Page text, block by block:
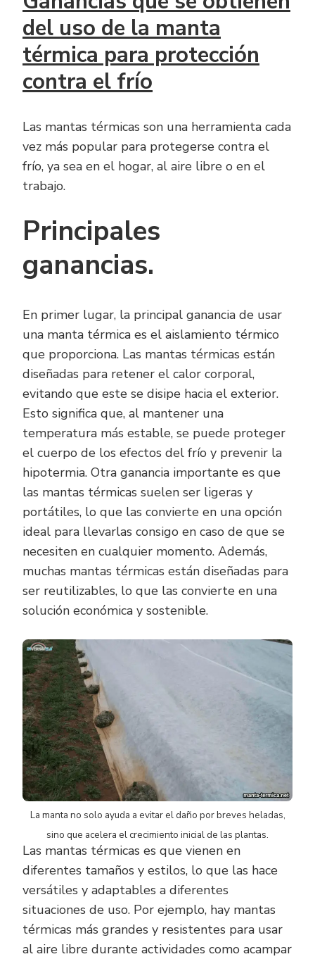
del uso de la manta
térmica para protección
contra el frío
Las mantas térmicas son una herramienta cada
vez más popular para protegerse contra el
frío, ya sea en el hogar, al aire libre o en el
trabajo.
Principales
ganancias.
En primer lugar, la principal ganancia de usar
una manta térmica es el aislamiento térmico
que proporciona. Las mantas térmicas están
diseñadas para retener el calor corporal,
evitando que este se disipe hacia el exterior.
Esto significa que, al mantener una
temperatura más estable, se puede proteger
el cuerpo de los efectos del frío y prevenir la
hipotermia. Otra ganancia importante es que
las mantas térmicas suelen ser ligeras y
portátiles, lo que las convierte en una opción
ideal para llevarlas consigo en caso de que se
necesiten en cualquier momento. Además,
muchas mantas térmicas están diseñadas para
ser reutilizables, lo que las convierte en una
solución económica y sostenible.
La manta no solo ayuda a evitar el daño por breves heladas,
sino que acelera el crecimiento inicial de las plantas.
Las mantas térmicas es que vienen en
diferentes tamaños y estilos, lo que las hace
versátiles y adaptables a diferentes
situaciones de uso. Por ejemplo, hay mantas
térmicas más grandes y resistentes para usar
al aire libre durante actividades como acampar